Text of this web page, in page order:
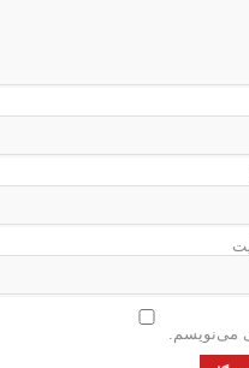
می‌نویسم.